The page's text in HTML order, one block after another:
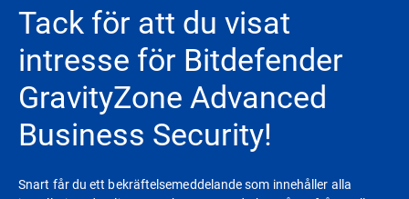
Tack för att du visat
intresse för Bitdefender
GravityZone Advanced
Business Security!
Snart får du ett bekräftelsemeddelande som innehåller alla